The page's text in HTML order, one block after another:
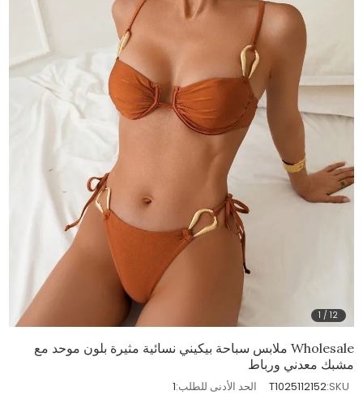
1 /12
Wholesale ملابس سباحة بيكيني نسائية مثيرة بلون موحد مع
مشبك معدني ورباط
SKU:
T1025112152 الحد الأدنى للطلب:1